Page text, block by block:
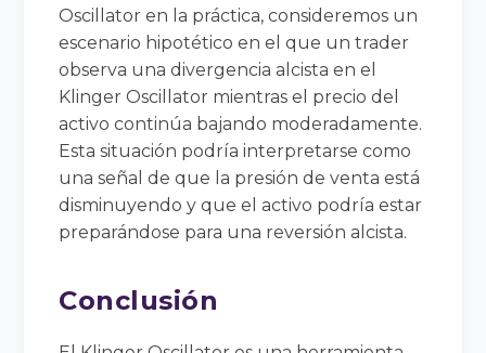
Oscillator en la práctica, consideremos un
escenario hipotético en el que un trader
observa una divergencia alcista en el
Klinger Oscillator mientras el precio del
activo continúa bajando moderadamente.
Esta situación podría interpretarse como
una señal de que la presión de venta está
disminuyendo y que el activo podría estar
preparándose para una reversión alcista.
Conclusión